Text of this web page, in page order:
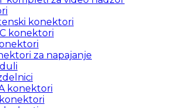
konektori
konektori
za napajanje
konektori